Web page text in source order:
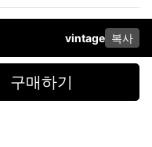
vintage 복사
구매하기
방침사업자 정보다운로드
스북